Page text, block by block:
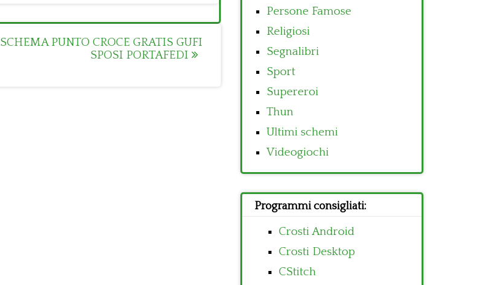
SCHEMA PUNTO CROCE GRATIS GUFI
SPOSI PORTAFEDI
Persone Famose
Religiosi
Segnalibri
Sport
Supereroi
Thun
Ultimi schemi
Videogiochi
Programmi consigliati:
Crosti Android
Crosti Desktop
CStitch